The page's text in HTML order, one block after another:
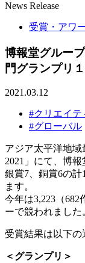
News Release
受賞・アワ
博報堂グルー
門グランプリ
2021.03.12
#クリエイテ
#グローバル
アジア太平洋地
2021」にて、博報
銀賞7、銅賞6の
ます。
今年は3,223（682
ーで競われました
受賞結果は以下の
＜グランプリ＞